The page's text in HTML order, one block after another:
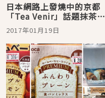
日本網路上發燒中的京都
「Tea Venir」話題抹茶法
國吐司 &抹茶法國吐司人
氣食譜分享！
2017年01月19日